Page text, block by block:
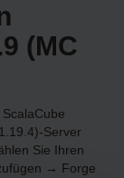
(MC
Server
Sie Ihren
→ Forge